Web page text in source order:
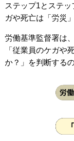
ステップ1とステ
ガや死亡は「労災
労働基準監督署は
「従業員のケガや
か？」を判断するの